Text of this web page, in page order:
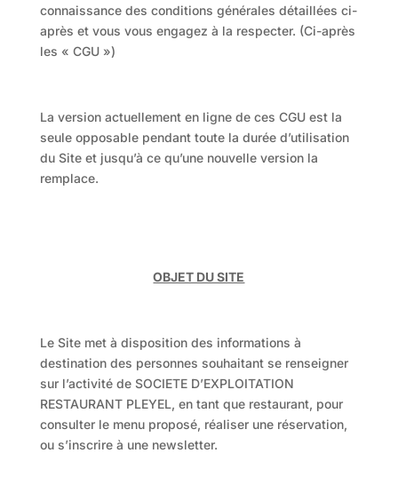
connaissance des conditions générales détaillées ci-
après et vous vous engagez à la respecter. (Ci-après
les « CGU »)
La version actuellement en ligne de ces CGU est la
seule opposable pendant toute la durée d’utilisation
du Site et jusqu’à ce qu’une nouvelle version la
remplace.
OBJET DU SITE
Le Site met à disposition des informations à
destination des personnes souhaitant se renseigner
sur l’activité de SOCIETE D’EXPLOITATION
RESTAURANT PLEYEL, en tant que restaurant, pour
consulter le menu proposé, réaliser une réservation,
ou s’inscrire à une newsletter.